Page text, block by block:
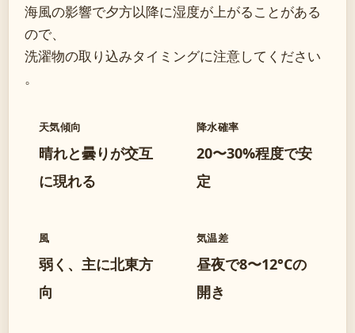
海風の影響で夕方以降に湿度が上がることがある
ので、
洗濯物の取り込みタイミングに注意してください
。
天気傾向
晴れと曇りが交互
に現れる
降水確率
20〜30%程度で安
定
風
弱く、主に北東方
向
気温差
昼夜で8〜12°Cの
開き